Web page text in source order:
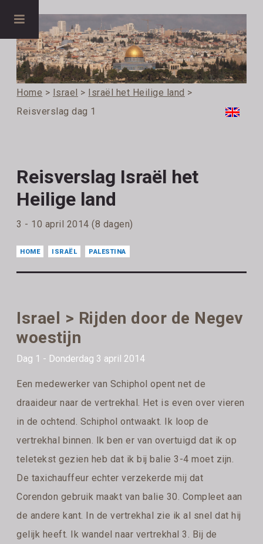
Home > Israel > Israël het Heilige land >
Reisverslag dag 1
Reisverslag Israël het
Heilige land
3 - 10 april 2014 (8 dagen)
HOME ISRAËL PALESTINA
Israel > Rijden door de Negev
woestijn
Dag 1 - Donderdag 3 april 2014
Een medewerker van Schiphol opent net de
draaideur naar de vertrekhal. Het is even over vieren
in de ochtend. Schiphol ontwaakt. Ik loop de
vertrekhal binnen. Ik ben er van overtuigd dat ik op
teletekst gezien heb dat ik bij balie 3-4 moet zijn.
De taxichauffeur echter verzekerde mij dat
Corendon gebruik maakt van balie 30. Compleet aan
de andere kant. In de vertrekhal zie ik al snel dat hij
gelijk heeft. Ik wandel naar vertrekhal 3. Bij de